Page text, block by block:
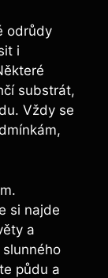
odrůdy
i
substrát,
Vždy se
si najde
a
půdu a